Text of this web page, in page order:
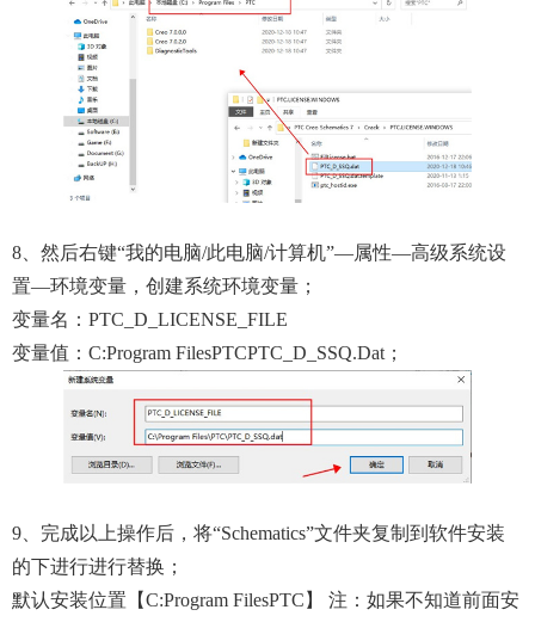
8、然后右键“我的电脑/此电脑/计算机”—属性—高级系统设
置—环境变量，创建系统环境变量；
变量名：PTC_D_LICENSE_FILE
变量值：C:Program FilesPTCPTC_D_SSQ.dat；
9、完成以上操作后，将“Schematics”文件夹复制到软件安装
的下进行进行替换；
默认安装位置【C:Program FilesPTC】 注：如果不知道前面安